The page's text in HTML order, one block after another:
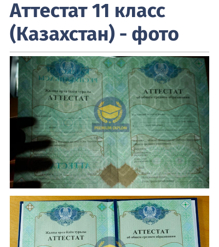
Аттестат 11 класс
(Казахстан) - фото